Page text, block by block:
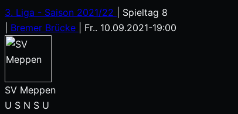
3. Liga - Saison 2021/22
Spieltag 8
Bremer Brücke Fr.. 10.09.2021-19:00
SV Meppen
U S N S U